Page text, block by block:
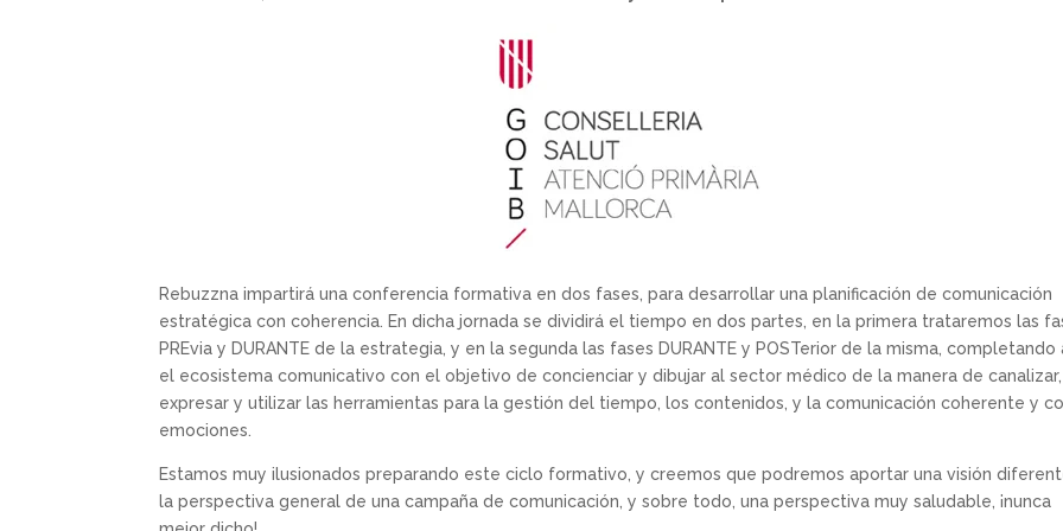
Rebuzzna impartirá una conferencia formativa en dos fases, para desarrollar una planificación de comunicación
estratégica con coherencia. En dicha jornada se dividirá el tiempo en dos partes, en la primera trataremos las
PREvia y DURANTE de la estrategia, y en la segunda las fases DURANTE y POSTerior de la misma, completando
el ecosistema comunicativo con el objetivo de concienciar y dibujar al sector médico de la manera de canalizar,
expresar y utilizar las herramientas para la gestión del tiempo, los contenidos, y la comunicación coherente y
emociones.
Estamos muy ilusionados preparando este ciclo formativo, y creemos que podremos aportar una visión
la perspectiva general de una campaña de comunicación, y sobre todo, una perspectiva muy saludable, ¡nunca